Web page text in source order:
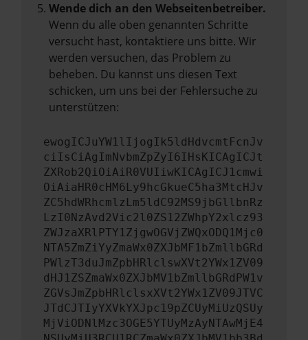
Wende dich an den Webseitenbetreiber.
Wenn du alle oben genannten Schritte
versucht hast, kontaktiere uns bitte. Wir
werden versuchen, das Problem zu
beheben. Du kannst uns diesen Text
schicken, um uns bei der Fehlersuche zu
unterstützen:
ewogICJuYW1lIjogIk5ldHdvcmtFcnJv
ciIsCiAgImNvbmZpZyI6IHsKICAgICJt
ZXRob2QiOiAiR0VUIiwKICAgICJ1cmwi
OiAiaHR0cHM6Ly9hcGkueC5ha3MtcHJv
ZC5hdWRhcmlzLm5ldC92MS9jbGllbnRz
LzI0NzAvd2Vic2l0ZS12ZWhpY2xlcz93
ZWJzaXRlPTY1ZjgwOGVjZWQxODQ1Mjc0
NTA5ZmZiYyZmaWx0ZXJbMF1bZmllbGRd
PWlzT3duJmZpbHRlclswXVt2YWx1ZV09
dHJ1ZSZmaWx0ZXJbMV1bZmllbGRdPW1v
ZGVsJmZpbHRlclsxXVt2YWx1ZV09JTVC
JTdCJTIyYXVkYXJpc19pZCUyMiUzQSUy
MjViODNlMzc3OGE5YTUyMzAyNTAwMjE4